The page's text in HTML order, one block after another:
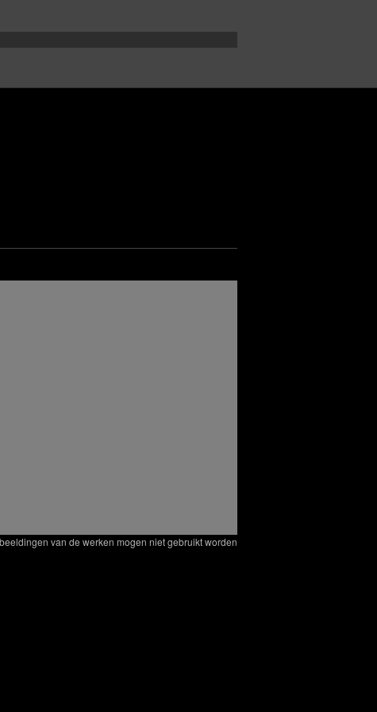
van de werken mogen niet gebruikt worden